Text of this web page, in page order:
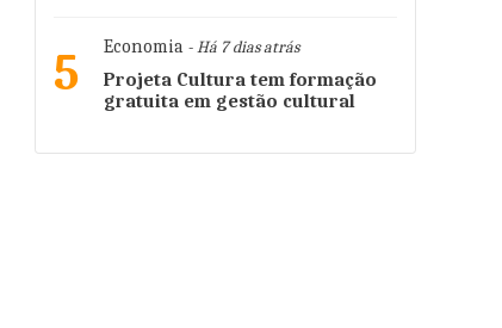
5 Economia - Há 7 dias atrás
Projeta Cultura tem formação
gratuita em gestão cultural